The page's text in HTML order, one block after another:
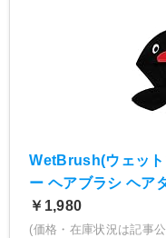
WetBrush(ウェッ
ー ヘアブラシ ヘア
￥1,980
(価格・在庫状況は記事